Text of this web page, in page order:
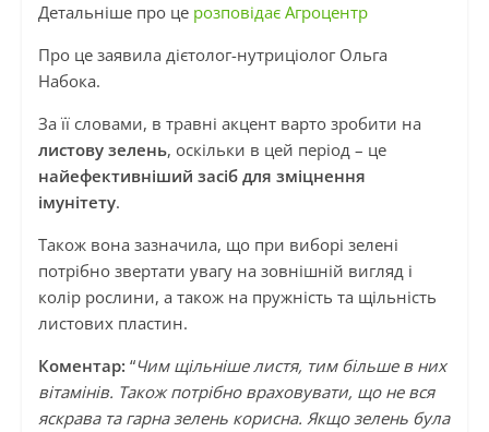
Детальніше про це розповідає Агроцентр
Про це заявила дієтолог-нутриціолог Ольга
Набока.
За її словами, в травні акцент варто зробити на
листову зелень, оскільки в цей період – це
найефективніший засіб для зміцнення
імунітету.
Також вона зазначила, що при виборі зелені
потрібно звертати увагу на зовнішній вигляд і
колір рослини, а також на пружність та щільність
листових пластин.
Коментар: “Чим щільніше листя, тим більше в них
вітамінів. Також потрібно враховувати, що не вся
яскрава та гарна зелень корисна. Якщо зелень була